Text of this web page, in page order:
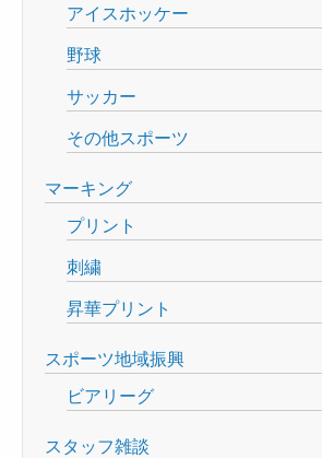
アイスホッケー
野球
サッカー
その他スポーツ
マーキング
プリント
刺繍
昇華プリント
スポーツ地域振興
ビアリーグ
スタッフ雑談